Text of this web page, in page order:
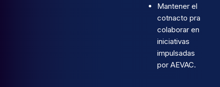
Mantener el
cotnacto pra
colaborar en
iniciativas
impulsadas
por AEVAC.